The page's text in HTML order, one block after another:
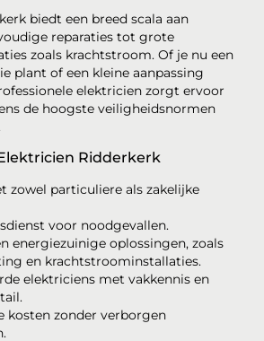
biedt een breed scala aan
reparaties tot grote
zoals krachtstroom. Of je nu een
plant of een kleine aanpassing
elektricien zorgt ervoor
de hoogste veiligheidsnormen
Ridderkerk
zowel particuliere als zakelijke
voor noodgevallen.
energiezuinige oplossingen, zoals
en krachtstroominstallaties.
elektriciens met vakkennis en
kosten zonder verborgen